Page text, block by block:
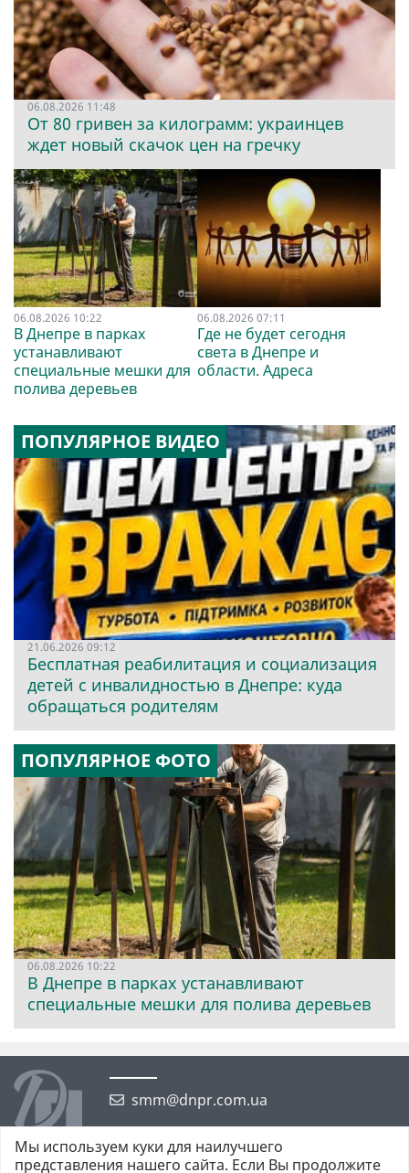
06.08.2026 11:48
От 80 гривен за килограмм: украинцев
ждет новый скачок цен на гречку
06.08.2026 10:22
В Днепре в парках
устанавливают
специальные мешки для
полива деревьев
06.08.2026 07:11
Где не будет сегодня
света в Днепре и
области. Адреса
ПОПУЛЯРНОЕ ВИДЕО
21.06.2026 09:12
Бесплатная реабилитация и социализация
детей с инвалидностью в Днепре: куда
обращаться родителям
ПОПУЛЯРНОЕ ФОТО
06.08.2026 10:22
В Днепре в парках устанавливают
специальные мешки для полива деревьев
smm@dnpr.com.ua
Мы используем куки для наилучшего
представления нашего сайта. Если Вы продолжите